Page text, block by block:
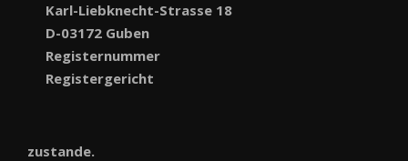
Karl-Liebknecht-Strasse 18
D-03172 Guben
Registernummer
Registergericht
zustande.